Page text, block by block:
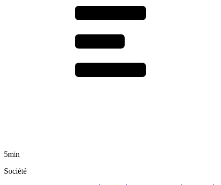
5min
Société